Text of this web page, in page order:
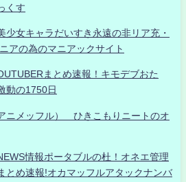
くす
少女キャラだいすき永遠の非リア充・
アの為のマニアックサイト
まとめ速報！キモデブおた
動の1750日
ニメッフル） ひきこもりニートのオ
情報ポータブルの杜！オネエ管理
とめ速報!オカマッフルアタックナンバ